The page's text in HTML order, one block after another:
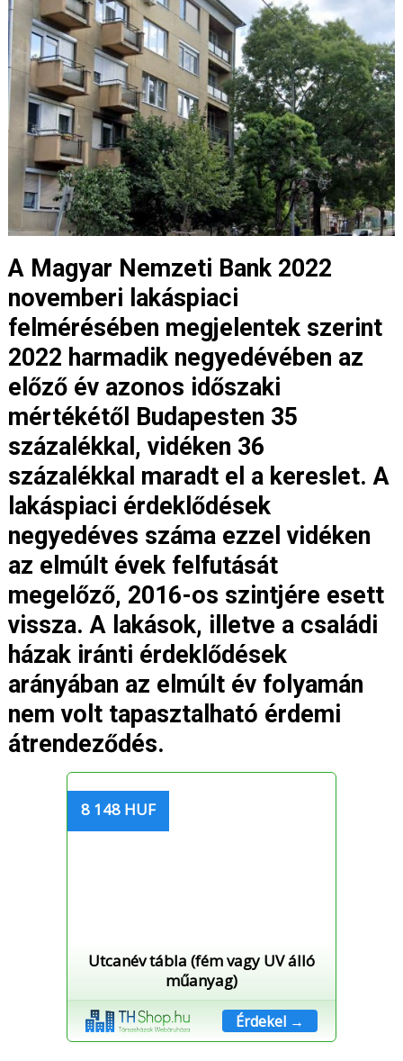
A Magyar Nemzeti Bank 2022
novemberi lakáspiaci
felmérésében megjelentek szerint
2022 harmadik negyedévében az
előző év azonos időszaki
mértékétől Budapesten 35
százalékkal, vidéken 36
százalékkal maradt el a kereslet. A
lakáspiaci érdeklődések
negyedéves száma ezzel vidéken
az elmúlt évek felfutását
megelőző, 2016-os szintjére esett
vissza. A lakások, illetve a családi
házak iránti érdeklődések
arányában az elmúlt év folyamán
nem volt tapasztalható érdemi
átrendeződés.
8 148 HUF
Utcanév tábla (fém vagy UV álló
műanyag)
Érdekel →